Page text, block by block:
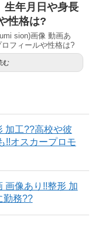
生年月日や身長
性格は?
sion)画像 動画あ
フィールや性格は?
む
加工??高校や彼
!!オスカープロモ
画像あり!!整形 加
勤務??